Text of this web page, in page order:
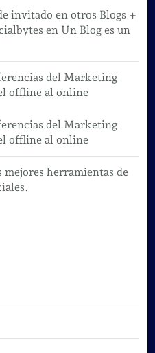
invitado en otros Blogs +
en Un Blog es un
del Marketing
offline al online
del Marketing
offline al online
mejores herramientas de